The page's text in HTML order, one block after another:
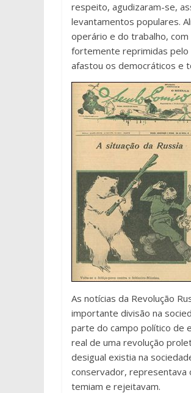
respeito, agudizaram-se,
levantamentos populares.
operário e do trabalho,
fortemente reprimidas pelo
afastou os democráticos e
As notícias da Revolução
importante divisão na
parte do campo político de
real de uma revolução
desigual existia na
conservador, representava
temiam e rejeitavam.